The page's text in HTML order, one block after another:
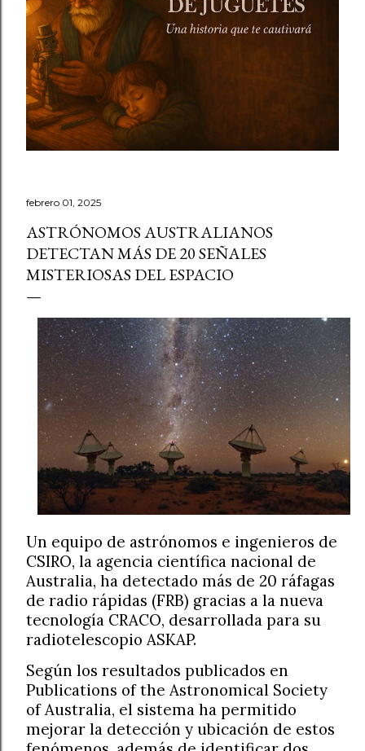
febrero 01, 2025
ASTRÓNOMOS AUSTRALIANOS
DETECTAN MÁS DE 20 SEÑALES
MISTERIOSAS DEL ESPACIO
Un equipo de astrónomos e ingenieros de
CSIRO, la agencia científica nacional de
Australia, ha detectado más de 20 ráfagas
de radio rápidas (FRB) gracias a la nueva
tecnología CRACO, desarrollada para su
radiotelescopio ASKAP.
Según los resultados publicados en
Publications of the Astronomical Society
of Australia, el sistema ha permitido
mejorar la detección y ubicación de estos